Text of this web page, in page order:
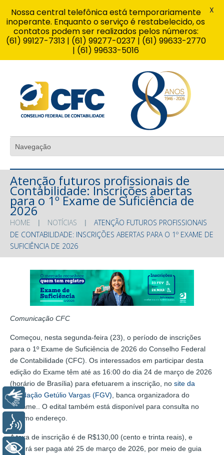
Atenção futuros profissionais de
Contabilidade: Inscrições abertas
para o 1º Exame de Suficiência de
2026
HOME NOTÍCIAS
ATENÇÃO FUTUROS PROFISSIONAIS
DE CONTABILIDADE: INSCRIÇÕES ABERTAS PARA O 1º EXAME DE
SUFICIÊNCIA DE 2026
Comunicação CFC
Começou, nesta segunda-feira (23), o período de inscrições
para o 1º Exame de Suficiência de 2026 do Conselho Federal
de Contabilidade (CFC). Os interessados em participar desta
edição do Exame têm até as 16:00 do dia 24 de março de 2026
(horário de Brasília) para efetuarem a inscrição, no site da
Fundação Getúlio Vargas (FGV) , banca organizadora do
certame.. O edital também está disponível para consulta no
mesmo endereço.
A taxa de inscrição é de R$130,00 (cento e trinta reais), e
deverá ser paga até 25 de março de 2026, por meio de guia
Nossa central telefônica está temporariamente
inoperante. Enquanto o serviço é restabelecido, os
contatos podem ser realizados pelos números:
(61) 99127-7313 | (61) 99277-0237 | (61) 99633-2770
| (61) 99633-5016
X
Libras
Voz
+ Acessibilidade